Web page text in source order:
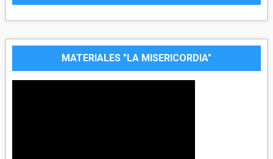
MATERIALES "LA MISERICORDIA"